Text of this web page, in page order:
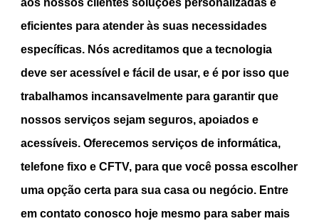
aos nossos clientes soluções personalizadas e
eficientes para atender às suas necessidades
específicas. Nós acreditamos que a tecnologia
deve ser acessível e fácil de usar, e é por isso que
trabalhamos incansavelmente para garantir que
nossos serviços sejam seguros, apoiados e
acessíveis. Oferecemos serviços de informática,
telefone fixo e CFTV, para que você possa escolher
uma opção certa para sua casa ou negócio. Entre
em contato conosco hoje mesmo para saber mais